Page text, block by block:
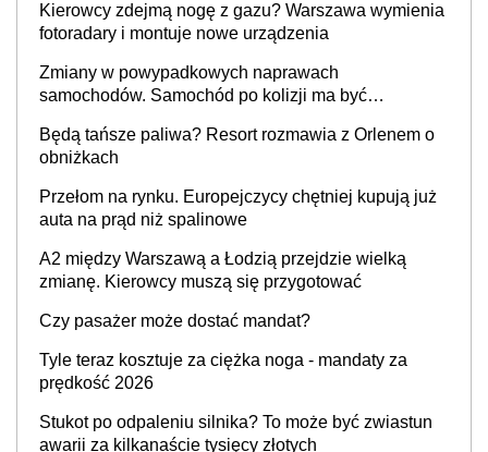
Kierowcy zdejmą nogę z gazu? Warszawa wymienia
fotoradary i montuje nowe urządzenia
Zmiany w powypadkowych naprawach
samochodów. Samochód po kolizji ma być
producenta
Będą tańsze paliwa? Resort rozmawia z Orlenem o
obniżkach
Przełom na rynku. Europejczycy chętniej kupują już
auta na prąd niż spalinowe
A2 między Warszawą a Łodzią przejdzie wielką
zmianę. Kierowcy muszą się przygotować
Czy pasażer może dostać mandat?
Tyle teraz kosztuje za ciężka noga - mandaty za
prędkość 2026
Stukot po odpaleniu silnika? To może być zwiastun
awarii za kilkanaście tysięcy złotych